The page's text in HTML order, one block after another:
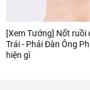
[Xem Tướng] Nốt ruồi
Trái - Phải Đàn Ông
hiện gì